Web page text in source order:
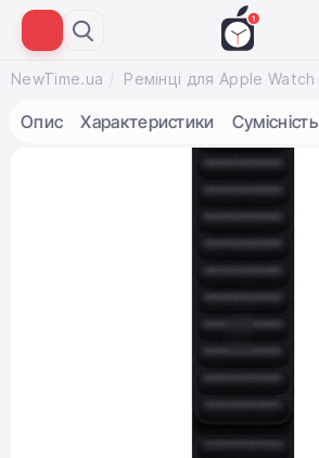
NewTime.ua Ремінці для Apple Watch
Опис Характеристики Сумісність